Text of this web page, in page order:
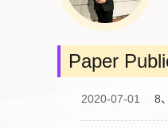
Paper
2020-07-01 8